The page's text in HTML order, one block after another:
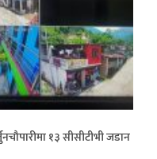
१३ सीसीटीभी जडान